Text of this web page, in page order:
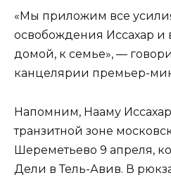
«Мы приложим все
освобождения Иссахар и
домой, к семье», —
канцелярии премьер-
Напомним, Нааму
транзитной зоне
Шереметьево 9 апреля,
Дели в Тель-Авив. В